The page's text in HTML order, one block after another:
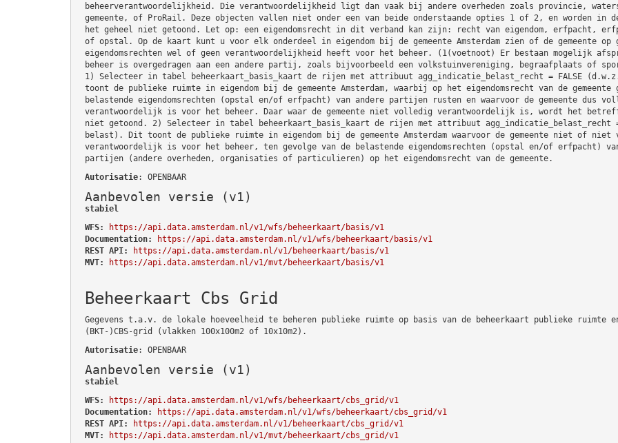
beheerverantwoordelijkheid. Die verantwoordelijkheid ligt dan vaak bij andere overheden zoals provincie,
gemeente, of ProRail. Deze objecten vallen niet onder een van beide onderstaande opties 1 of 2, en worden in
het geheel niet getoond. Let op: een eigendomsrecht in dit verband kan zijn: recht van eigendom, erfpacht,
of opstal. Op de kaart kunt u voor elk onderdeel in eigendom bij de gemeente Amsterdam zien of de gemeente op
eigendomsrechten wel of geen verantwoordelijkheid heeft voor het beheer. (1(voetnoot) Er bestaan mogelijk
beheer is overgedragen aan een andere partij, zoals bijvoorbeeld een volkstuinvereniging, begraafplaats of
1) Selecteer in tabel beheerkaart_basis_kaart de rijen met attribuut agg_indicatie_belast_recht = FALSE
toont de publieke ruimte in eigendom bij de gemeente Amsterdam, waarbij op het eigendomsrecht van de gemeente
belastende eigendomsrechten (opstal en/of erfpacht) van andere partijen rusten en waarvoor de gemeente dus
verantwoordelijk is voor het beheer. Daar waar de gemeente niet volledig verantwoordelijk is, wordt het
niet getoond. 2) Selecteer in tabel beheerkaart_basis_kaart de rijen met attribuut agg_indicatie_belast_recht =
belast). Dit toont de publieke ruimte in eigendom bij de gemeente Amsterdam waarvoor de gemeente niet of niet
verantwoordelijk is voor het beheer, ten gevolge van de belastende eigendomsrechten (opstal en/of erfpacht)
partijen (andere overheden, organisaties of particulieren) op het eigendomsrecht van de gemeente.
Autorisatie: OPENBAAR
Aanbevolen versie (v1)
stabiel
WFS:
https://api.data.amsterdam.nl/v1/wfs/beheerkaart/basis/v1
Documentation:
https://api.data.amsterdam.nl/v1/wfs/beheerkaart/basis/v1
REST API:
https://api.data.amsterdam.nl/v1/beheerkaart/basis/v1
MVT:
https://api.data.amsterdam.nl/v1/mvt/beheerkaart/basis/v1
Beheerkaart Cbs Grid
Gegevens t.a.v. de lokale hoeveelheid te beheren publieke ruimte op basis van de beheerkaart publieke ruimte
(BKT-)CBS-grid (vlakken 100x100m2 of 10x10m2).
Autorisatie: OPENBAAR
Aanbevolen versie (v1)
stabiel
WFS:
https://api.data.amsterdam.nl/v1/wfs/beheerkaart/cbs_grid/v1
Documentation:
https://api.data.amsterdam.nl/v1/wfs/beheerkaart/cbs_grid/v1
REST API:
https://api.data.amsterdam.nl/v1/beheerkaart/cbs_grid/v1
MVT:
https://api.data.amsterdam.nl/v1/mvt/beheerkaart/cbs_grid/v1